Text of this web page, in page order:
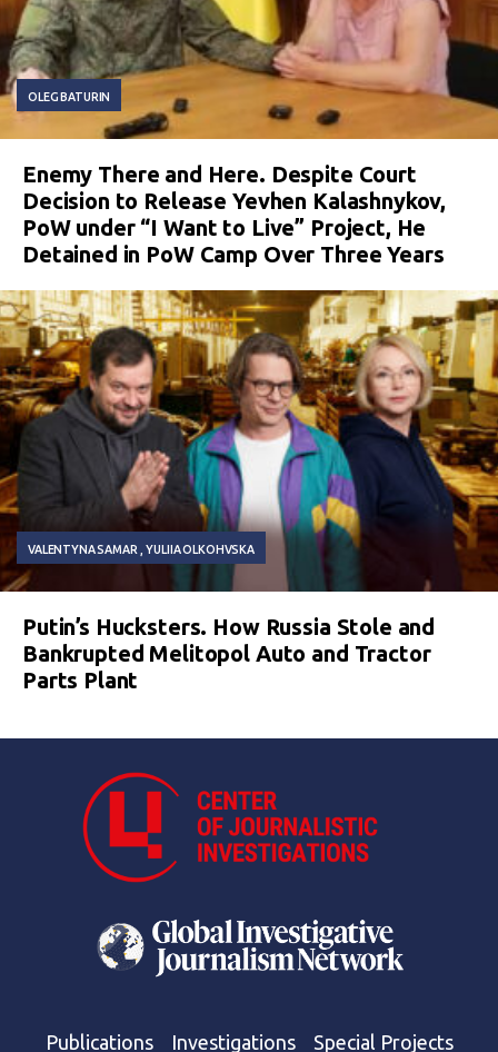
OLEG BATURIN
Enemy There and Here. Despite Court
Decision to Release Yevhen Kalashnykov,
PoW under “I Want to Live” Project, He
Detained in PoW Camp Over Three Years
VALENTYNA SAMAR YULIIA OLKOHVSKA
Putin’s Hucksters. How Russia Stole and
Bankrupted Melitopol Auto and Tractor
Parts Plant
Publications Investigations Special Projects